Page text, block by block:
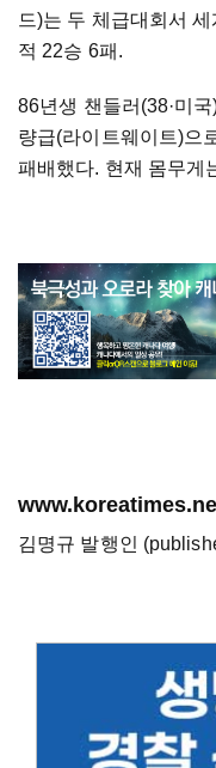
드)는 두 체급대회서
적 22승 6패.
86년생 챈들러(38·미
량급(라이트웨이트)으
패배했다. 현재 몸무게
김명규 발행인